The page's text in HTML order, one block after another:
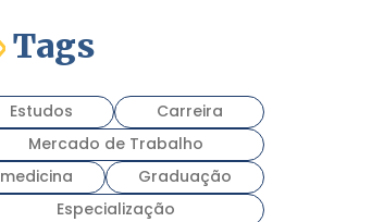
Tags
Estudos
Carreira
Mercado de Trabalho
medicina
Graduação
Especialização